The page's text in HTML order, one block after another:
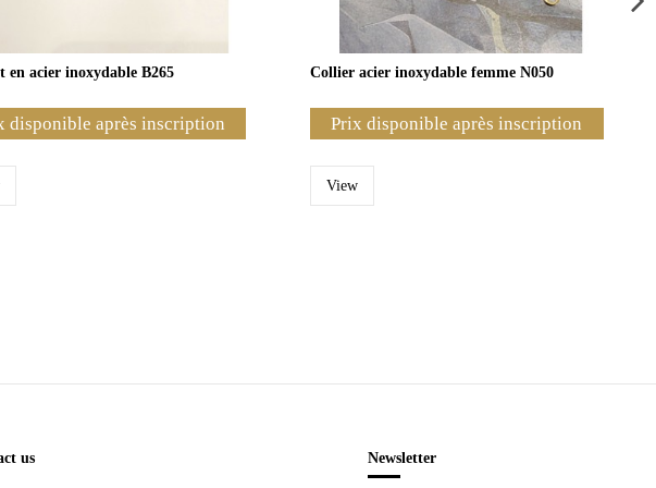
en acier inoxydable B265
disponible après inscription
Collier acier inoxydable femme N050
Prix disponible après inscription
View
us Newsletter